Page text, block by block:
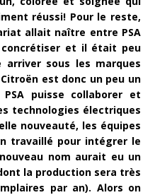
réussi! Pour le reste,
allait naître entre PSA
et il était peu
arriver sous les marques
est donc un peu un
puisse collaborer et
technologies électriques
nouveauté, les équipes
travaillé pour intégrer le
nom aurait eu un
la production sera très
par an). Alors on